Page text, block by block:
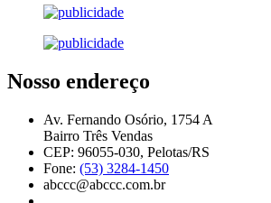
Nosso endereço
Av. Fernando Osório, 1754 A
Bairro Três Vendas
CEP: 96055-030, Pelotas/RS
Fone: (53) 3284-1450
abccc@abccc.com.br